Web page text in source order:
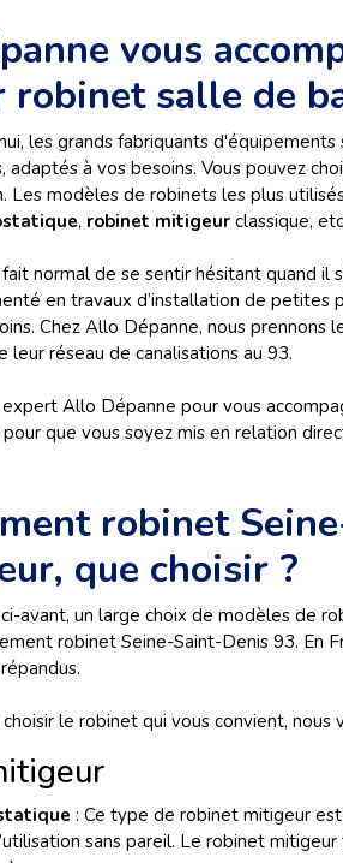
vous
robinet salle de
les grands fabriquants
adaptés à vos besoins. Vous pouvez
Les modèles de robinets les plus
, robinet mitigeur classique,
normal de se sentir hésitant quand il
en travaux d’installation de
Chez Allo Dépanne, nous
leur réseau de canalisations au 93.
Allo Dépanne pour vous
que vous soyez mis en relation
robinet
que choisir ?
avant, un large choix de modèles de
robinet Seine-Saint-Denis 93.
le robinet qui vous convient,
: Ce type de robinet mitigeur
sans pareil. Le robinet